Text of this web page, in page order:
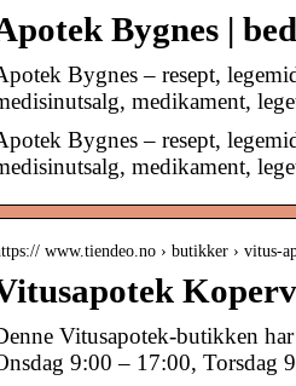
Bygnes |
Bygnes – resept,
medikament,
Bygnes – resept,
medikament,
www.tiendeo.no › butikker › vitus-
Vitusapotek-butikken
9:00 – 17:00, Torsdag